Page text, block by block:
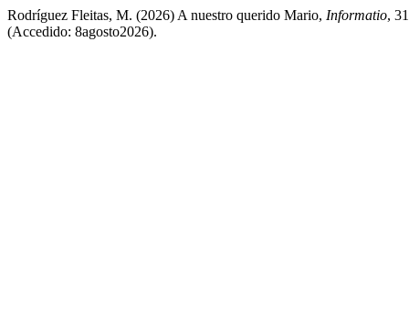
Rodríguez Fleitas, M. (2026) A nuestro querido Mario, Informatio,
(Accedido: 8agosto2026).